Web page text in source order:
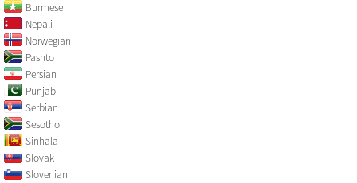
Burmese
Nepali
Norwegian
Pashto
Persian
Punjabi
Serbian
Sesotho
Sinhala
Slovak
Slovenian